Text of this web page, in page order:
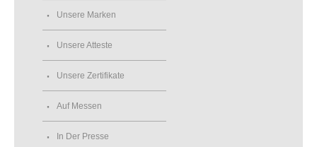
Unsere Marken
Unsere Atteste
Unsere Zertifikate
Auf Messen
In Der Presse